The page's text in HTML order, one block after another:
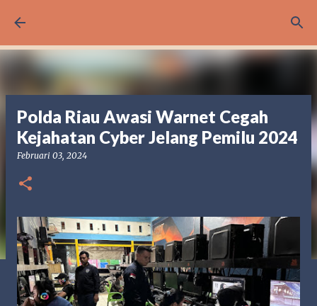
Polda Riau Awasi Warnet Cegah
Kejahatan Cyber Jelang Pemilu 2024
Februari 03, 2024